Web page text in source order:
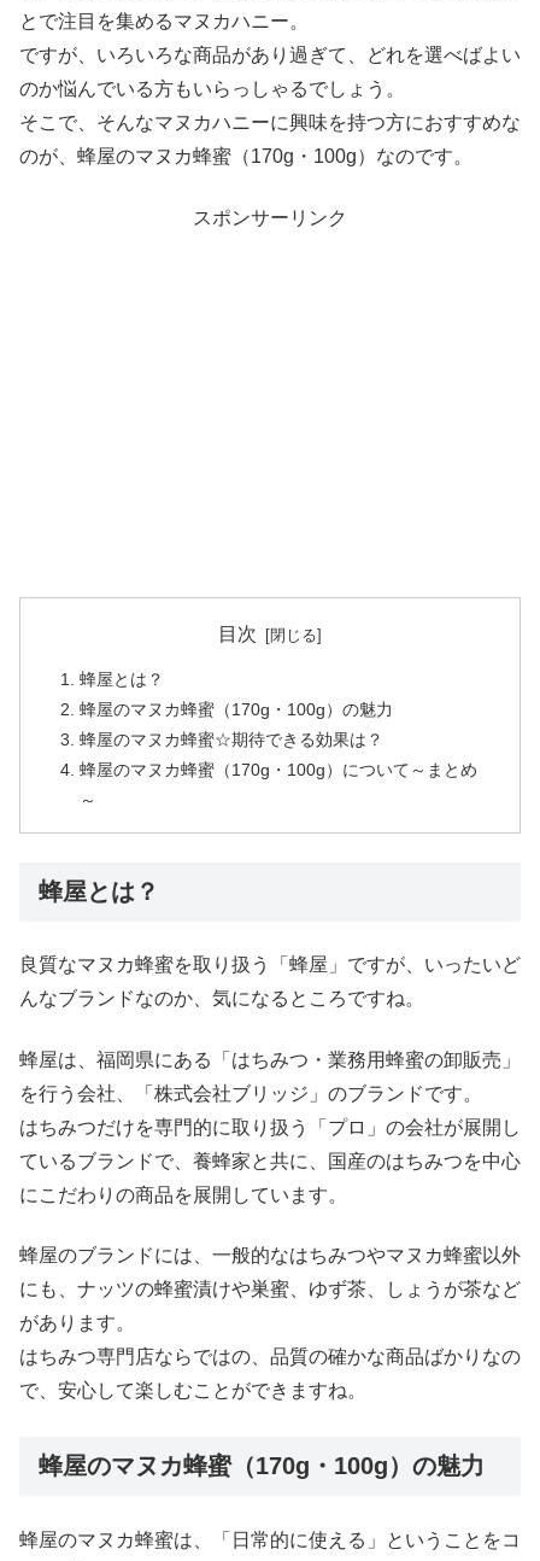
とで注目を集めるマヌカハニー。
ですが、いろいろな商品があり過ぎて、どれを選べばよい
のか悩んでいる方もいらっしゃるでしょう。
そこで、そんなマヌカハニーに興味を持つ方におすすめな
のが、蜂屋のマヌカ蜂蜜（170g・100g）なのです。
スポンサーリンク
目次
蜂屋とは？
蜂屋のマヌカ蜂蜜（170g・100g）の魅力
蜂屋のマヌカ蜂蜜☆期待できる効果は？
蜂屋のマヌカ蜂蜜（170g・100g）について～まとめ
～
蜂屋とは？
良質なマヌカ蜂蜜を取り扱う「蜂屋」ですが、いったいど
んなブランドなのか、気になるところですね。
蜂屋は、福岡県にある「はちみつ・業務用蜂蜜の卸販売」
を行う会社、「株式会社ブリッジ」のブランドです。
はちみつだけを専門的に取り扱う「プロ」の会社が展開し
ているブランドで、養蜂家と共に、国産のはちみつを中心
にこだわりの商品を展開しています。
蜂屋のブランドには、一般的なはちみつやマヌカ蜂蜜以外
にも、ナッツの蜂蜜漬けや巣蜜、ゆず茶、しょうが茶など
があります。
はちみつ専門店ならではの、品質の確かな商品ばかりなの
で、安心して楽しむことができますね。
蜂屋のマヌカ蜂蜜（170g・100g）の魅力
蜂屋のマヌカ蜂蜜は、「日常的に使える」ということをコ